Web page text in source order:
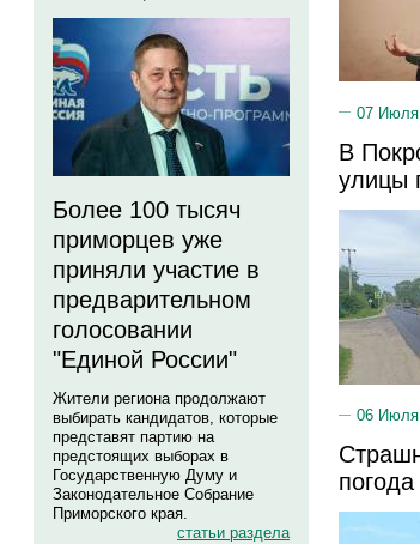
Более 100 тысяч
приморцев уже
приняли участие в
предварительном
голосовании
"Единой России"
Жители региона продолжают
выбирать кандидатов, которые
представят партию на
предстоящих выборах в
Государственную Думу и
Законодательное Собрание
Приморского края.
статьи раздела
07 Июля
В
улицы
06 Июля